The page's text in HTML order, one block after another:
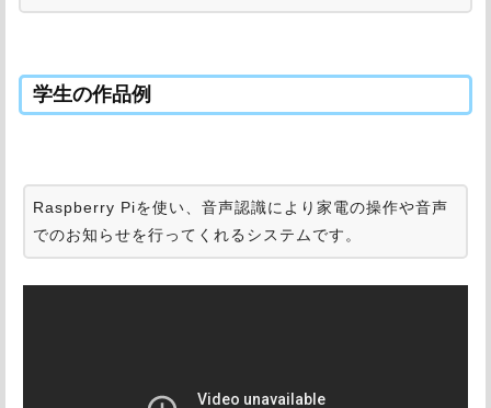
学生の作品例
Raspberry Piを使い、音声認識により家電の操作や音声
でのお知らせを行ってくれるシステムです。